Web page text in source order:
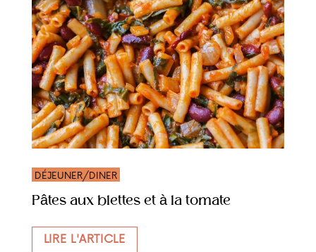
DÉJEUNER/DINER
Pâtes aux blettes et à la tomate
LIRE L'ARTICLE